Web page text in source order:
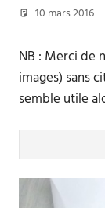
10 mars 2016
NB : Merci de
images) sans
semble utile